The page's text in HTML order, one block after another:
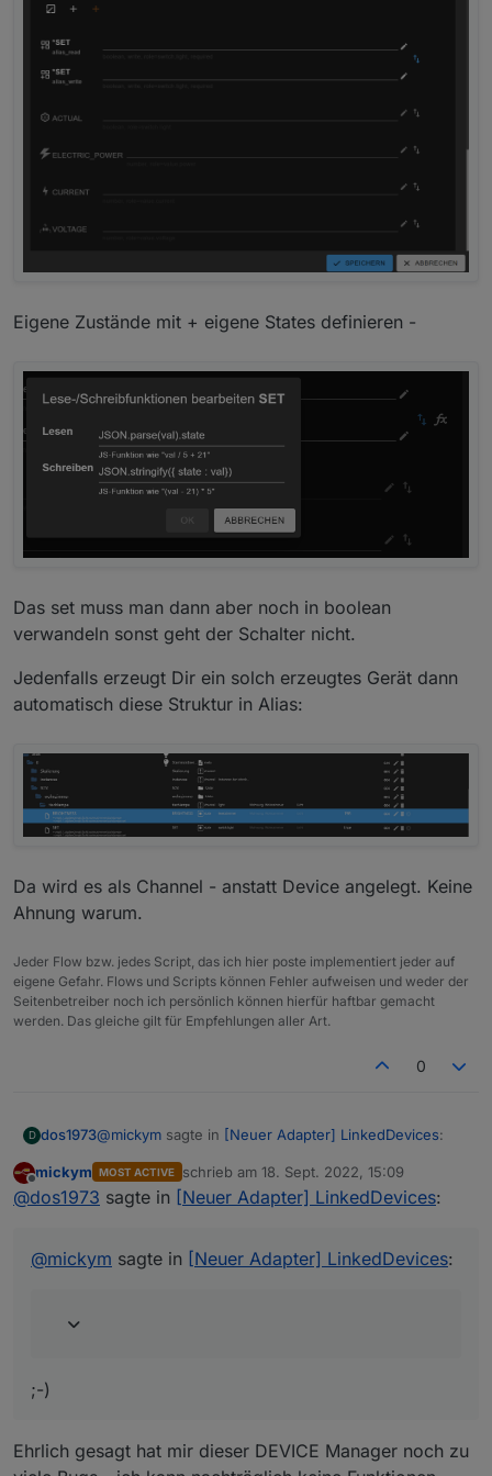
Eigene Zustände mit + eigene States definieren -
Das set muss man dann aber noch in boolean
verwandeln sonst geht der Schalter nicht.
Jedenfalls erzeugt Dir ein solch erzeugtes Gerät dann
automatisch diese Struktur in Alias:
Da wird es als Channel - anstatt Device angelegt. Keine
Ahnung warum.
Jeder Flow bzw. jedes Script, das ich hier poste implementiert jeder auf
eigene Gefahr. Flows und Scripts können Fehler aufweisen und weder der
Seitenbetreiber noch ich persönlich können hierfür haftbar gemacht
werden. Das gleiche gilt für Empfehlungen aller Art.
0
D dos1973@mickym sagte in [Neuer Adapter] LinkedDevices:
im Verhältnis zu Deiner Lebenszeit
Offline
mickym MOST ACTIVE schrieb am 18. Sept. 2022, 15:09
zuletzt editiert von
@dos1973 sagte in [Neuer Adapter] LinkedDevices:
@mickym sagte in [Neuer Adapter] LinkedDevices:
;-)
Ehrlich gesagt hat mir dieser DEVICE Manager noch zu